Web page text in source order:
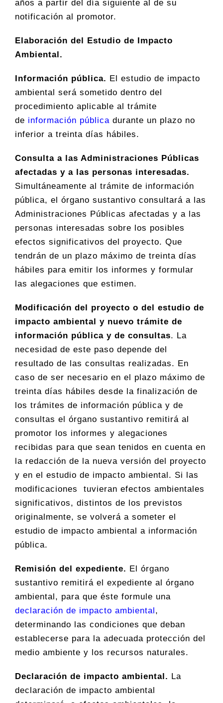
años a partir del día siguiente al de su
notificación al promotor.
Elaboración del Estudio de Impacto
Ambiental.
Información pública. El estudio de impacto
ambiental será sometido dentro del
procedimiento aplicable al trámite
de información públicadurante un plazo no
inferior a treinta días hábiles.
Consulta a las Administraciones Públicas
afectadas y a las personas interesadas.
Simultáneamente al trámite de información
pública, el órgano sustantivo consultará a las
Administraciones Públicas afectadas y a las
personas interesadas sobre los posibles
efectos significativos del proyecto. Que
tendrán de un plazo máximo de treinta días
hábiles para emitir los informes y formular
las alegaciones que estimen.
Modificación del proyecto o del estudio de
impacto ambiental y nuevo trámite de
información pública y de consultas. La
necesidad de este paso depende del
resultado de las consultas realizadas. En
caso de ser necesario en el plazo máximo de
treinta días hábiles desde la finalización de
los trámites de información pública y de
consultas el órgano sustantivo remitirá al
promotor los informes y alegaciones
recibidas para que sean tenidos en cuenta en
la redacción de la nueva versión del proyecto
y en el estudio de impacto ambiental. Si las
modificaciones tuvieran efectos ambientales
significativos, distintos de los previstos
originalmente, se volverá a someter el
estudio de impacto ambiental a información
pública.
Remisión del expediente. El órgano
sustantivo remitirá el expediente al órgano
ambiental, para que éste formule una
declaración de impacto ambiental,
determinando las condiciones que deban
establecerse para la adecuada protección del
medio ambiente y los recursos naturales.
Declaración de impacto ambiental. La
declaración de impacto ambiental